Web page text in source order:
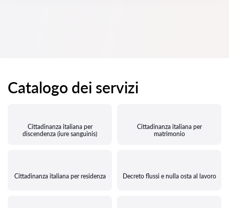
Catalogo dei servizi
Cittadinanza italiana per
discendenza (iure sanguinis)
Cittadinanza italiana per
matrimonio
Cittadinanza italiana per residenza Decreto flussi e nulla osta al lavoro